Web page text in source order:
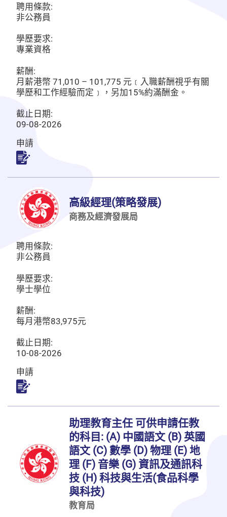
聘用條款:
非公務員
學歷要求:
專業資格
薪酬:
月薪港幣 71,010 – 101,775 元﹝入職薪酬視乎有關
學歷和工作經驗而定﹞，另加15%約滿酬金。
截止日期:
09-08-2026
申請
申請
高級經理(策略發展)
商務及經濟發展局
聘用條款:
非公務員
學歷要求:
學士學位
薪酬:
每月港幣83,975元
截止日期:
10-08-2026
申請
申請
助理教育主任 可供申請任教
的科目: (A) 中國語文 (B) 英國
語文 (C) 數學 (D) 物理 (E) 地
理 (F) 音樂 (G) 資訊及通訊科
技 (H) 科技與生活(食品科學
與科技)
教育局